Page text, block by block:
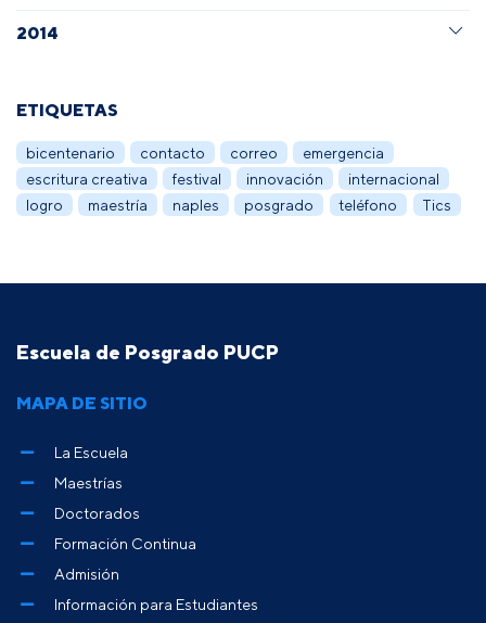
2014
ETIQUETAS
bicentenario contacto correo
emergencia
escritura creativa
festival innovación
internacional
logro
maestría naples posgrado teléfono Tics
Escuela de Posgrado PUCP
MAPA DE SITIO
La Escuela
Maestrías
Doctorados
Formación Continua
Admisión
Información para Estudiantes